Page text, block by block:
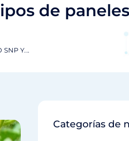
de
SNP Y...
Categorías de